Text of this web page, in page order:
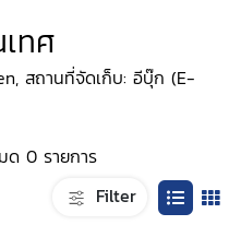
ทศ
สถานที่จัดเก็บ: อีบุ๊ก (E-
ด 0 รายการ
Filter